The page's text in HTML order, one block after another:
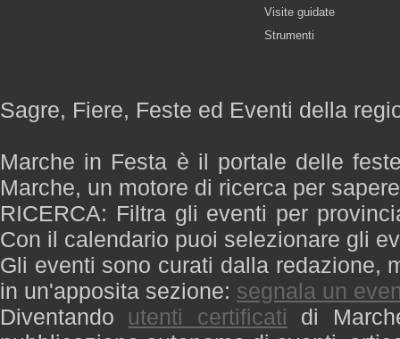
Visite guidate
Strumenti
Sagre, Fiere, Feste ed Eventi della
Marche in Festa è il portale delle
Marche, un motore di ricerca per
RICERCA: Filtra gli eventi per
Con il calendario puoi selezionare gli
Gli eventi sono curati dalla redazione,
in un'apposita sezione: segnala un
Diventando utenti certificati di